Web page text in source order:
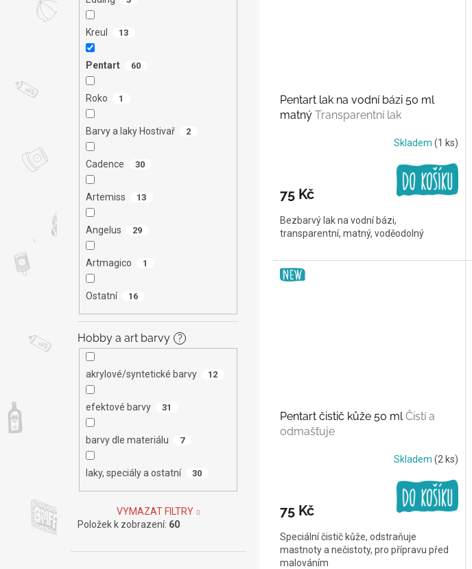
Kreul 13
Pentart 60
Roko 1
Barvy a laky Hostivař 2
Cadence 30
Artemiss 13
Angelus 29
Artmagico 1
Ostatní 16
Hobby a art barvy ?
akrylové/syntetické barvy 12
efektové barvy 31
barvy dle materiálu 7
laky, speciály a ostatní 30
VYMAZAT FILTRY
Položek k zobrazení: 60
Pentart lak na vodní bázi 50 ml
matný Transparentní lak
Skladem (1 ks)
75 Kč
Bezbarvý lak na vodní bázi,
transparentní, matný, voděodolný
Pentart čistič kůže 50 mlČistí a
odmašťuje
Skladem (2 ks)
75 Kč
Speciální čistič kůže, odstraňuje
mastnoty a nečistoty, pro přípravu před
malováním